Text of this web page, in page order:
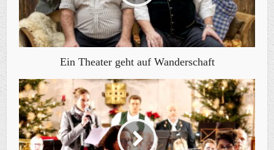
Ein Theater geht auf Wanderschaft